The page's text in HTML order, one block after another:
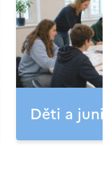
Děti a